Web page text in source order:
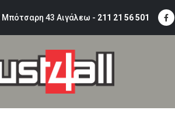
43 Αιγάλεω - 211 21 56 501